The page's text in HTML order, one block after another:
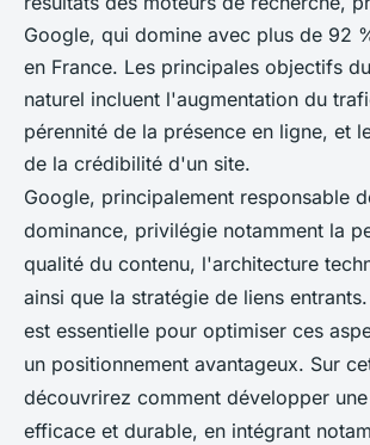
Google, qui domine avec plus de 92
en France. Les principales objectifs
naturel incluent l'augmentation du
pérennité de la présence en ligne, et
de la crédibilité d'un site.
Google, principalement responsable
dominance, privilégie notamment la
qualité du contenu, l'architecture
ainsi que la stratégie de liens
est essentielle pour optimiser ces
un positionnement avantageux. Sur
découvrirez comment développer
efficace et durable, en intégrant